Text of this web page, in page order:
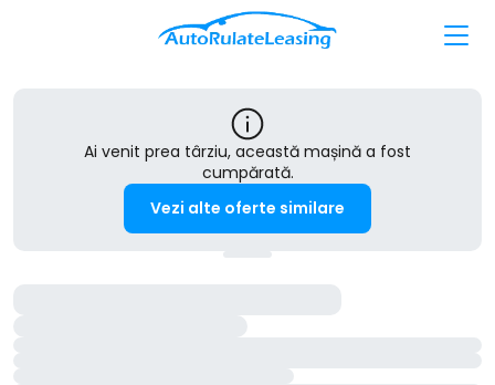
Ai venit prea târziu, această mașină a fost
cumpărată.
Vezi alte oferte similare